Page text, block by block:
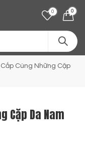
0 0
Cùng Những Cặp
Cặp Da Nam